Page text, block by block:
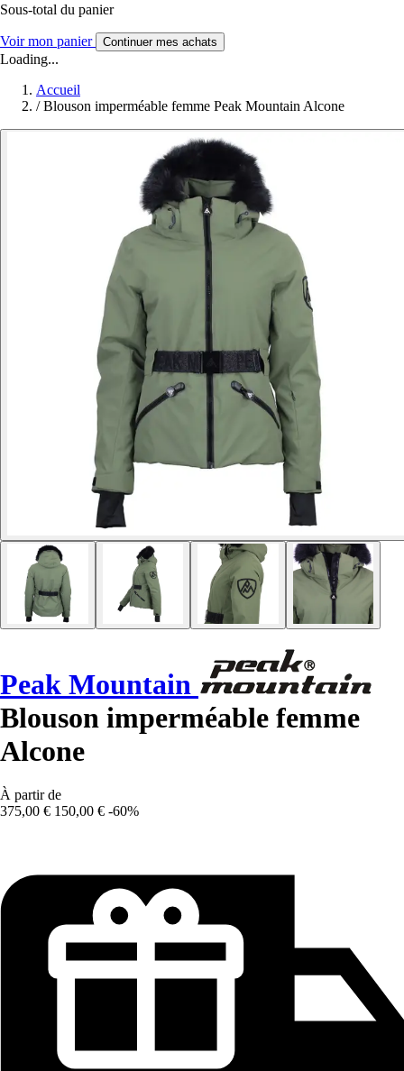
Sous-total du panier
Voir mon panier Continuer mes achats
Loading...
Accueil
/ Blouson imperméable femme Peak Mountain Alcone
Peak Mountain
Blouson imperméable femme
Alcone
À partir de
375,00 € 150,00 € -60%